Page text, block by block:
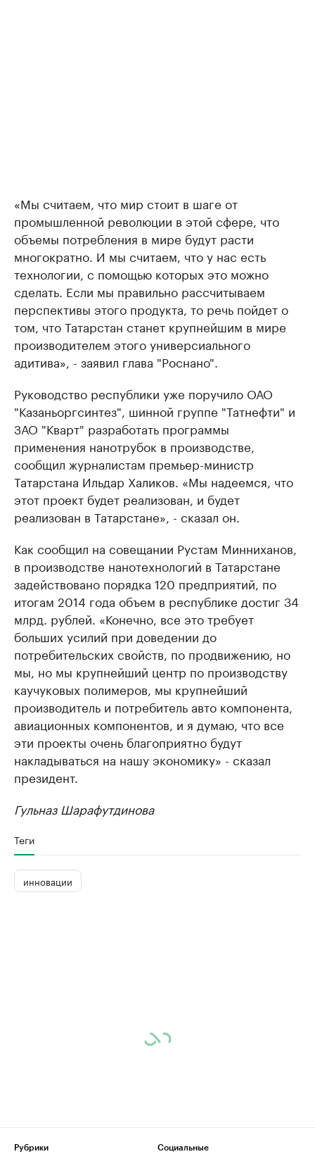
«Мы считаем, что мир стоит в шаге от
промышленной революции в этой сфере, что
объемы потребления в мире будут расти
многократно. И мы считаем, что у нас есть
технологии, с помощью которых это можно
сделать. Если мы правильно рассчитываем
перспективы этого продукта, то речь пойдет о
том, что Татарстан станет крупнейшим в мире
производителем этого универсиального
адитива», - заявил глава "Роснано".
Руководство республики уже поручило ОАО
"Казаньоргсинтез", шинной группе "Татнефти" и
ЗАО "Кварт" разработать программы
применения нанотрубок в производстве,
сообщил журналистам премьер-министр
Татарстана Ильдар Халиков. «Мы надеемся, что
этот проект будет реализован, и будет
реализован в Татарстане», - сказал он.
Как сообщил на совещании Рустам Минниханов,
в производстве нанотехнологий в Татарстане
задействовано порядка 120 предприятий, по
итогам 2014 года объем в республике достиг 34
млрд. рублей. «Конечно, все это требует
больших усилий при доведении до
потребительских свойств, по продвижению, но
мы, но мы крупнейший центр по производству
каучуковых полимеров, мы крупнейший
производитель и потребитель авто компонента,
авиационных компонентов, и я думаю, что все
эти проекты очень благоприятно будут
накладываться на нашу экономику» - сказал
президент.
Гульназ Шарафутдинова
Теги
инновации
Рубрики
Социальные